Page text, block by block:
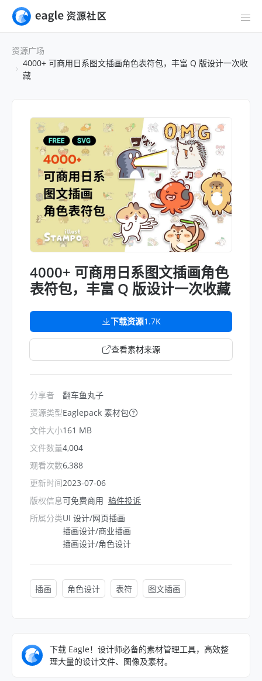
资源广场
4000+ 可商用日系图文插画角色表符包，丰富 Q 版设计一次收
藏
4000+ 可商用日系图文插画角色
表符包，丰富 Q 版设计一次收藏
下载资源1.7K
查看素材来源
分享者
资源类型
文件大小
文件数量
观看次数
更新时间
版权信息
所属分类
翻车鱼丸子
Eaglepack 素材包
161 MB
4,004
6,388
2023-07-06
可免费商用 稿件投诉
UI 设计/网页插画
插画设计/商业插画
插画设计/角色设计
插画 角色设计 表符 图文插画
下载 Eagle！设计师必备的素材管理工具，高效整
理大量的设计文件、图像及素材。